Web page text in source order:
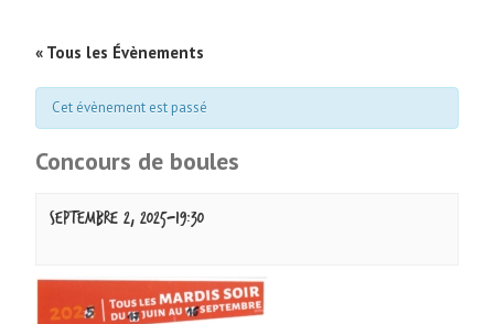
« Tous les Évènements
Cet évènement est passé
Concours de boules
septembre 2, 2025-19:30